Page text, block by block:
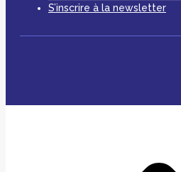
S’inscrire à la newsletter